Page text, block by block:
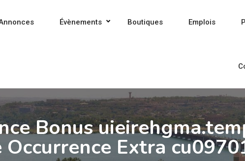
Évènements Boutiques Emplois
Bonus
Occurrence Extra